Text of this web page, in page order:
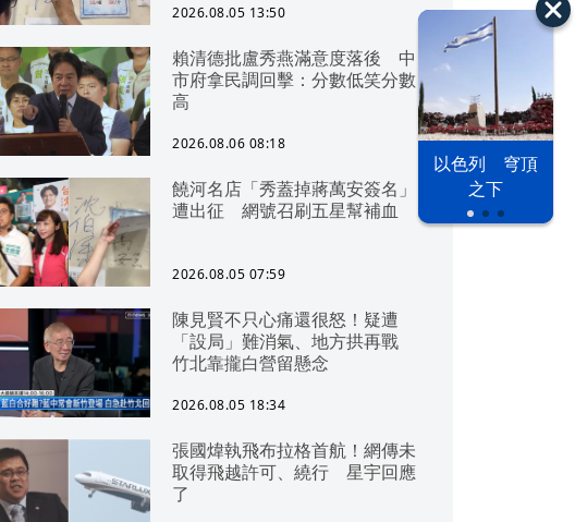
以色列 穹頂
之下
2026.08.05 13:50
賴清德批盧秀燕滿意度落後 中
市府拿民調回擊：分數低笑分數
高
2026.08.06 08:18
饒河名店「秀蓋掉蔣萬安簽名」
遭出征 網號召刷五星幫補血
2026.08.05 07:59
陳見賢不只心痛還很怒！疑遭
「設局」難消氣、地方拱再戰
竹北靠攏白營留懸念
2026.08.05 18:34
張國煒執飛布拉格首航！網傳未
取得飛越許可、繞行 星宇回應
了